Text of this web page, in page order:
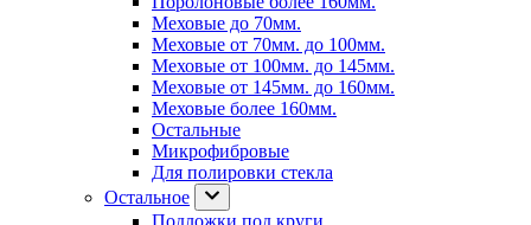
Меховые до 70мм.
Меховые от 70мм. до 100мм.
Меховые от 100мм. до 145мм.
Меховые от 145мм. до 160мм.
Меховые более 160мм.
Остальные
Микрофибровые
Для полировки стекла
Остальное